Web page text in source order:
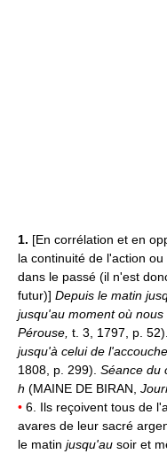
1. [En corrélation et en
la continuité de l'action
dans le passé (il n'est
futur)] Depuis le matin
jusqu'au moment où
Pérouse, t. 3, 1797, p. 52).
jusqu'à celui de
1808, p. 299). Séance du
h (MAINE DE BIRAN,
• 6. Ils reçoivent tous de
avares de leur sacré
le matin jusqu'au soir et